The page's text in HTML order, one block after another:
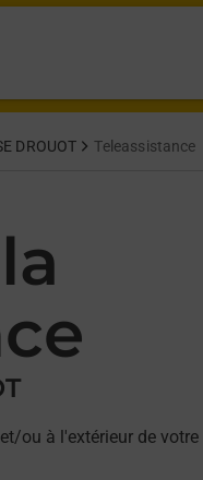
DROUOT Teleassistance
ou à l'extérieur de